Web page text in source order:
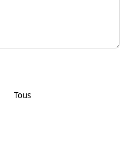
Tous